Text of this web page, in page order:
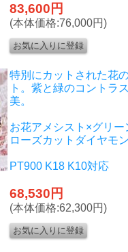
83,600円
(本体価格:76,000円)
特別にカットされた花
ト。紫と緑のコントラ
美。
お花アメシスト×グリー
ローズカットダイヤモ
PT900 K18 K10対応
68,530円
(本体価格:62,300円)